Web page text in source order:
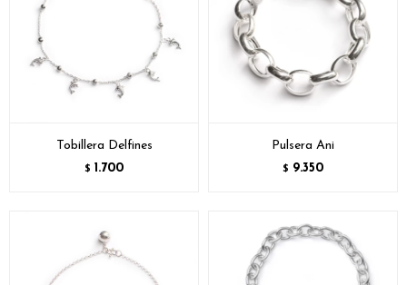
Tobillera Delfines
$ 1.700
Pulsera Ani
$ 9.350